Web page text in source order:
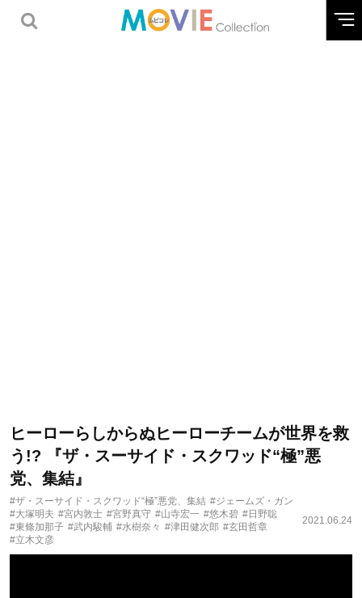
ヒーローらしからぬヒーローチームが世界を救
う!? 『ザ・スーサイド・スクワッド“極”悪
党、集結』
#ザ・スーサイド・スクワッド“極”悪党、集結 #ジェームズ・ガン
#大塚明夫 #宮内敦士 #宮野真守 #山寺宏一 #悠木碧 #日野聡
#東條加那子 #武内駿輔 #水樹奈々 #津田健次郎 #玄田哲章
#立木文彦
2021.06.24